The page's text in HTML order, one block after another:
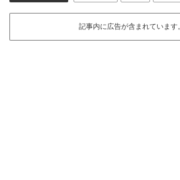
記事内に広告が含まれています。